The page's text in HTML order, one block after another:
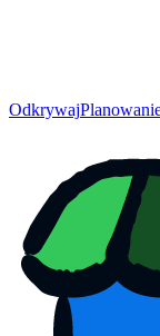
Odkrywaj